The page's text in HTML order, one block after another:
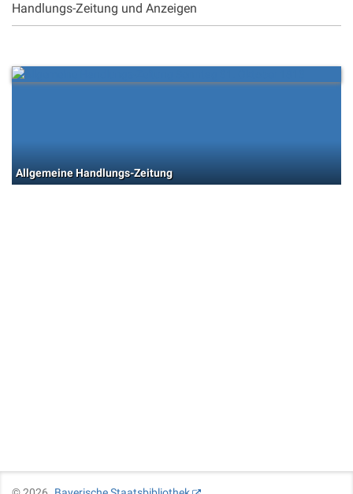
Handlungs-Zeitung und Anzeigen
Allgemeine Handlungs-Zeitung